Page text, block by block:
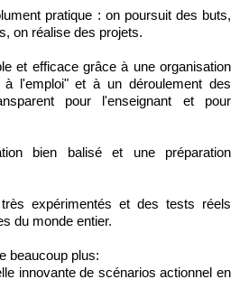
pratique : on poursuit des buts,
on réalise des projets.
et efficace grâce à une organisation
à l'emploi" et à un déroulement des
pour l'enseignant et pour
bien balisé et une préparation
expérimentés et des tests réels
du monde entier.
beaucoup plus:
innovante de scénarios actionnel en